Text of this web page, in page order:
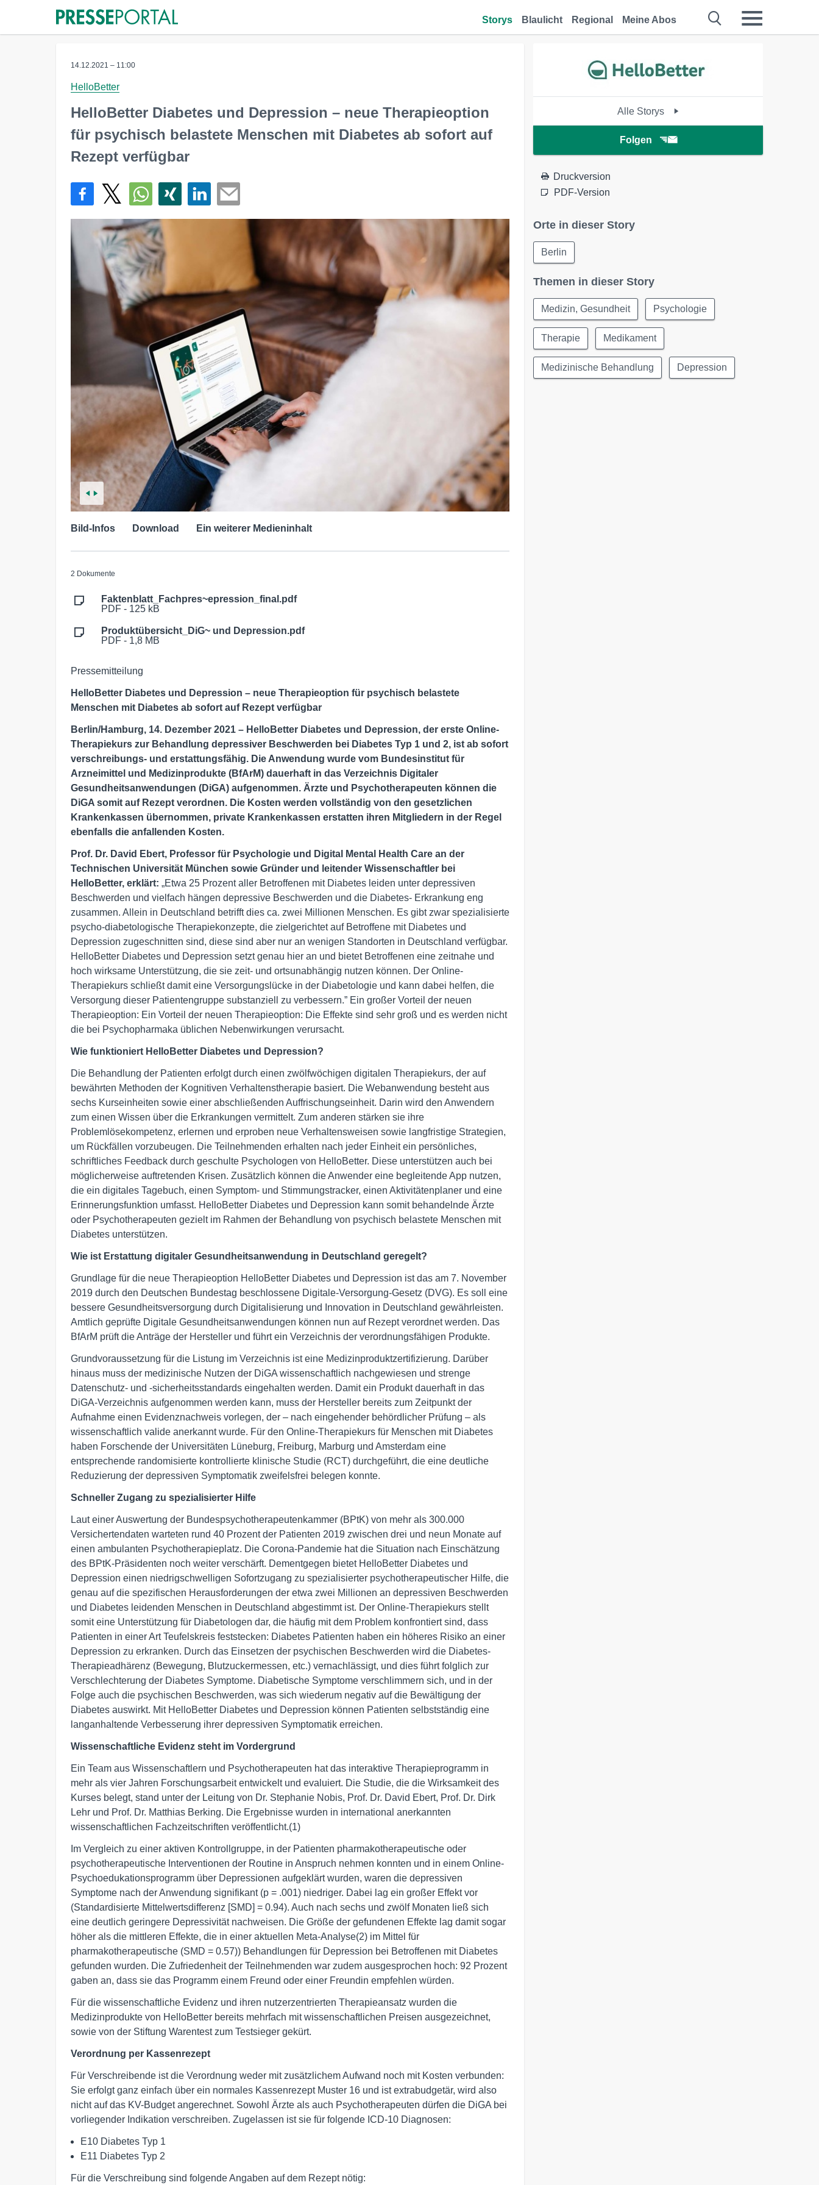
Storys Blaulicht Regional Meine Abos
14.12.2021 – 11:00
HelloBetter
HelloBetter Diabetes und Depression – neue Therapieoption
für psychisch belastete Menschen mit Diabetes ab sofort auf
Rezept verfügbar
Bild-Infos Download Ein weiterer Medieninhalt
2 Dokumente
Faktenblatt_Fachpres~epression_final.pdf
PDF - 125 kB
Produktübersicht_DiG~ und Depression.pdf
PDF - 1,8 MB
Pressemitteilung
HelloBetter Diabetes und Depression – neue Therapieoption für psychisch belastete
Menschen mit Diabetes ab sofort auf Rezept verfügbar
Berlin/Hamburg, 14. Dezember 2021 – HelloBetter Diabetes und Depression, der erste Online-
Therapiekurs zur Behandlung depressiver Beschwerden bei Diabetes Typ 1 und 2, ist ab sofort
verschreibungs- und erstattungsfähig. Die Anwendung wurde vom Bundesinstitut für
Arzneimittel und Medizinprodukte (BfArM) dauerhaft in das Verzeichnis Digitaler
Gesundheitsanwendungen (DiGA) aufgenommen. Ärzte und Psychotherapeuten können die
DiGA somit auf Rezept verordnen. Die Kosten werden vollständig von den gesetzlichen
Krankenkassen übernommen, private Krankenkassen erstatten ihren Mitgliedern in der Regel
ebenfalls die anfallenden Kosten.
Prof. Dr. David Ebert, Professor für Psychologie und Digital Mental Health Care an der
Technischen Universität München sowie Gründer und leitender Wissenschaftler bei
HelloBetter, erklärt: „Etwa 25 Prozent aller Betroffenen mit Diabetes leiden unter depressiven
Beschwerden und vielfach hängen depressive Beschwerden und die Diabetes- Erkrankung eng
zusammen. Allein in Deutschland betrifft dies ca. zwei Millionen Menschen. Es gibt zwar spezialisierte
psycho-diabetologische Therapiekonzepte, die zielgerichtet auf Betroffene mit Diabetes und
Depression zugeschnitten sind, diese sind aber nur an wenigen Standorten in Deutschland verfügbar.
HelloBetter Diabetes und Depression setzt genau hier an und bietet Betroffenen eine zeitnahe und
hoch wirksame Unterstützung, die sie zeit- und ortsunabhängig nutzen können. Der Online-
Therapiekurs schließt damit eine Versorgungslücke in der Diabetologie und kann dabei helfen, die
Versorgung dieser Patientengruppe substanziell zu verbessern.” Ein großer Vorteil der neuen
Therapieoption: Ein Vorteil der neuen Therapieoption: Die Effekte sind sehr groß und es werden nicht
die bei Psychopharmaka üblichen Nebenwirkungen verursacht.
Wie funktioniert HelloBetter Diabetes und Depression?
Die Behandlung der Patienten erfolgt durch einen zwölfwöchigen digitalen Therapiekurs, der auf
bewährten Methoden der Kognitiven Verhaltenstherapie basiert. Die Webanwendung besteht aus
sechs Kurseinheiten sowie einer abschließenden Auffrischungseinheit. Darin wird den Anwendern
zum einen Wissen über die Erkrankungen vermittelt. Zum anderen stärken sie ihre
Problemlösekompetenz, erlernen und erproben neue Verhaltensweisen sowie langfristige Strategien,
um Rückfällen vorzubeugen. Die Teilnehmenden erhalten nach jeder Einheit ein persönliches,
schriftliches Feedback durch geschulte Psychologen von HelloBetter. Diese unterstützen auch bei
möglicherweise auftretenden Krisen. Zusätzlich können die Anwender eine begleitende App nutzen,
die ein digitales Tagebuch, einen Symptom- und Stimmungstracker, einen Aktivitätenplaner und eine
Erinnerungsfunktion umfasst. HelloBetter Diabetes und Depression kann somit behandelnde Ärzte
oder Psychotherapeuten gezielt im Rahmen der Behandlung von psychisch belastete Menschen mit
Diabetes unterstützen.
Wie ist Erstattung digitaler Gesundheitsanwendung in Deutschland geregelt?
Grundlage für die neue Therapieoption HelloBetter Diabetes und Depression ist das am 7. November
2019 durch den Deutschen Bundestag beschlossene Digitale-Versorgung-Gesetz (DVG). Es soll eine
bessere Gesundheitsversorgung durch Digitalisierung und Innovation in Deutschland gewährleisten.
Amtlich geprüfte Digitale Gesundheitsanwendungen können nun auf Rezept verordnet werden. Das
BfArM prüft die Anträge der Hersteller und führt ein Verzeichnis der verordnungsfähigen Produkte.
Grundvoraussetzung für die Listung im Verzeichnis ist eine Medizinproduktzertifizierung. Darüber
hinaus muss der medizinische Nutzen der DiGA wissenschaftlich nachgewiesen und strenge
Datenschutz- und -sicherheitsstandards eingehalten werden. Damit ein Produkt dauerhaft in das
DiGA-Verzeichnis aufgenommen werden kann, muss der Hersteller bereits zum Zeitpunkt der
Aufnahme einen Evidenznachweis vorlegen, der – nach eingehender behördlicher Prüfung – als
wissenschaftlich valide anerkannt wurde. Für den Online-Therapiekurs für Menschen mit Diabetes
haben Forschende der Universitäten Lüneburg, Freiburg, Marburg und Amsterdam eine
entsprechende randomisierte kontrollierte klinische Studie (RCT) durchgeführt, die eine deutliche
Reduzierung der depressiven Symptomatik zweifelsfrei belegen konnte.
Schneller Zugang zu spezialisierter Hilfe
Laut einer Auswertung der Bundespsychotherapeutenkammer (BPtK) von mehr als 300.000
Versichertendaten warteten rund 40 Prozent der Patienten 2019 zwischen drei und neun Monate auf
einen ambulanten Psychotherapieplatz. Die Corona-Pandemie hat die Situation nach Einschätzung
des BPtK-Präsidenten noch weiter verschärft. Dementgegen bietet HelloBetter Diabetes und
Depression einen niedrigschwelligen Sofortzugang zu spezialisierter psychotherapeutischer Hilfe, die
genau auf die spezifischen Herausforderungen der etwa zwei Millionen an depressiven Beschwerden
und Diabetes leidenden Menschen in Deutschland abgestimmt ist. Der Online-Therapiekurs stellt
somit eine Unterstützung für Diabetologen dar, die häufig mit dem Problem konfrontiert sind, dass
Patienten in einer Art Teufelskreis feststecken: Diabetes Patienten haben ein höheres Risiko an einer
Depression zu erkranken. Durch das Einsetzen der psychischen Beschwerden wird die Diabetes-
Therapieadhärenz (Bewegung, Blutzuckermessen, etc.) vernachlässigt, und dies führt folglich zur
Verschlechterung der Diabetes Symptome. Diabetische Symptome verschlimmern sich, und in der
Folge auch die psychischen Beschwerden, was sich wiederum negativ auf die Bewältigung der
Diabetes auswirkt. Mit HelloBetter Diabetes und Depression können Patienten selbstständig eine
langanhaltende Verbesserung ihrer depressiven Symptomatik erreichen.
Wissenschaftliche Evidenz steht im Vordergrund
Ein Team aus Wissenschaftlern und Psychotherapeuten hat das interaktive Therapieprogramm in
mehr als vier Jahren Forschungsarbeit entwickelt und evaluiert. Die Studie, die die Wirksamkeit des
Kurses belegt, stand unter der Leitung von Dr. Stephanie Nobis, Prof. Dr. David Ebert, Prof. Dr. Dirk
Lehr und Prof. Dr. Matthias Berking. Die Ergebnisse wurden in international anerkannten
wissenschaftlichen Fachzeitschriften veröffentlicht.(1)
Im Vergleich zu einer aktiven Kontrollgruppe, in der Patienten pharmakotherapeutische oder
psychotherapeutische Interventionen der Routine in Anspruch nehmen konnten und in einem Online-
Psychoedukationsprogramm über Depressionen aufgeklärt wurden, waren die depressiven
Symptome nach der Anwendung signifikant (p = .001) niedriger. Dabei lag ein großer Effekt vor
(Standardisierte Mittelwertsdifferenz [SMD] = 0.94). Auch nach sechs und zwölf Monaten ließ sich
eine deutlich geringere Depressivität nachweisen. Die Größe der gefundenen Effekte lag damit sogar
höher als die mittleren Effekte, die in einer aktuellen Meta-Analyse(2) im Mittel für
pharmakotherapeutische (SMD = 0.57)) Behandlungen für Depression bei Betroffenen mit Diabetes
gefunden wurden. Die Zufriedenheit der Teilnehmenden war zudem ausgesprochen hoch: 92 Prozent
gaben an, dass sie das Programm einem Freund oder einer Freundin empfehlen würden.
Für die wissenschaftliche Evidenz und ihren nutzerzentrierten Therapieansatz wurden die
Medizinprodukte von HelloBetter bereits mehrfach mit wissenschaftlichen Preisen ausgezeichnet,
sowie von der Stiftung Warentest zum Testsieger gekürt.
Verordnung per Kassenrezept
Für Verschreibende ist die Verordnung weder mit zusätzlichem Aufwand noch mit Kosten verbunden:
Sie erfolgt ganz einfach über ein normales Kassenrezept Muster 16 und ist extrabudgetär, wird also
nicht auf das KV-Budget angerechnet. Sowohl Ärzte als auch Psychotherapeuten dürfen die DiGA bei
vorliegender Indikation verschreiben. Zugelassen ist sie für folgende ICD-10 Diagnosen:
E10 Diabetes Typ 1
E11 Diabetes Typ 2
Für die Verschreibung sind folgende Angaben auf dem Rezept nötig:
Alle Storys
Folgen
Druckversion
PDF-Version
Orte in dieser Story
Berlin
Themen in dieser Story
Medizin, Gesundheit Psychologie
Therapie Medikament
Medizinische Behandlung Depression